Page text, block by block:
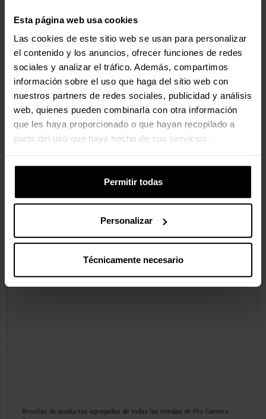
Esta página web usa cookies
Las cookies de este sitio web se usan para personalizar
el contenido y los anuncios, ofrecer funciones de redes
sociales y analizar el tráfico. Además, compartimos
información sobre el uso que haga del sitio web con
nuestros partners de redes sociales, publicidad y análisis
web, quienes pueden combinarla con otra información
que les haya proporcionado o que hayan recopilado a
partir del uso que haya hecho de sus servicios.
Permitir todas
Personalizar
Técnicamente necesario
Reseñas de productos agregadas de todas las tiendas de Pro Gamers